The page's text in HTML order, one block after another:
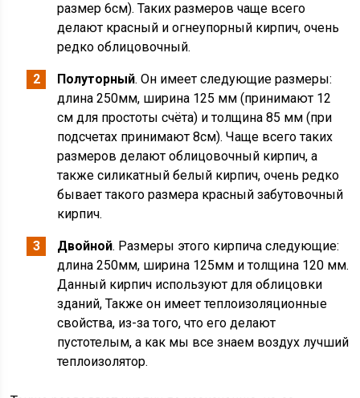
размер 6см). Таких размеров чаще всего
делают красный и огнеупорный кирпич, очень
редко облицовочный.
Полуторный. Он имеет следующие размеры:
длина 250мм, ширина 125 мм (принимают 12
см для простоты счёта) и толщина 85 мм (при
подсчетах принимают 8см). Чаще всего таких
размеров делают облицовочный кирпич, а
также силикатный белый кирпич, очень редко
бывает такого размера красный забутовочный
кирпич.
Двойной. Размеры этого кирпича следующие:
длина 250мм, ширина 125мм и толщина 120 мм.
Данный кирпич используют для облицовки
зданий, Также он имеет теплоизоляционные
свойства, из-за того, что его делают
пустотелым, а как мы все знаем воздух лучший
теплоизолятор.